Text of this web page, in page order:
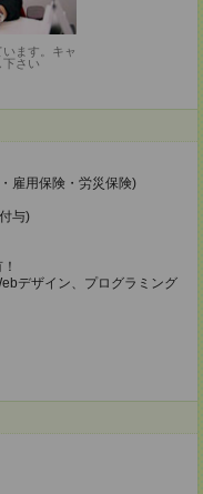
ます。キャ
下さい
雇用保険・労災保険)
与)
デザイン、プログラミング